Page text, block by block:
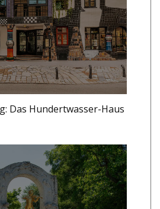
Das Hundertwasser-Haus